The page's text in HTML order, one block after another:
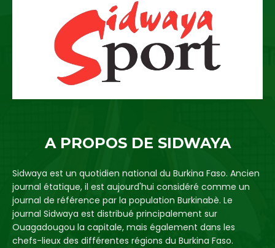
A PROPOS DE SIDWAYA
Sidwaya est un quotidien national du Burkina Faso. Ancien
journal étatique, il est aujourd'hui considéré comme un
journal de référence par la population Burkinabè. Le
journal Sidwaya est distribué principalement sur
Ouagadougou la capitale, mais également dans les
chefs-lieux des différentes régions du Burkina Faso.